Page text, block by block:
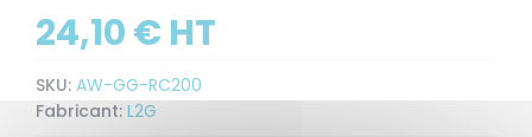
24,10 € HT
SKU: AW-GG-RC200
Fabricant: L2G